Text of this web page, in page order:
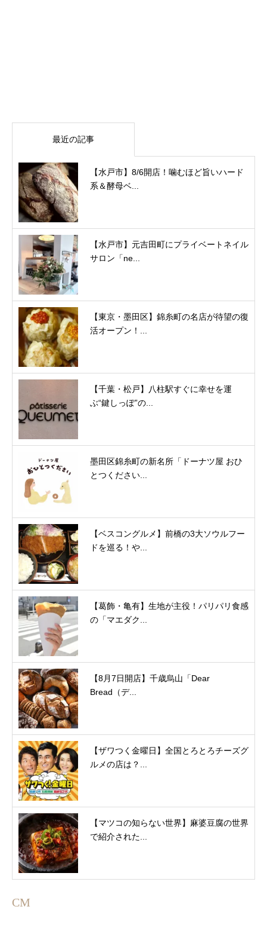
最近の記事
【水戸市】8/6開店！噛むほど旨いハード
系＆酵母ベ...
【水戸市】元吉田町にプライベートネイル
サロン「ne...
【東京・墨田区】錦糸町の名店が待望の復
活オープン！...
【千葉・松戸】八柱駅すぐに幸せを運
ぶ“鍵しっぽ”の...
墨田区錦糸町の新名所「ドーナツ屋 おひ
とつください...
【ベスコングルメ】前橋の3大ソウルフー
ドを巡る！や...
【葛飾・亀有】生地が主役！パリパリ食感
の「マエダク...
【8月7日開店】千歳烏山「Dear
Bread（デ...
【ザワつく金曜日】全国とろとろチーズグ
ルメの店は？...
【マツコの知らない世界】麻婆豆腐の世界
で紹介された...
CM